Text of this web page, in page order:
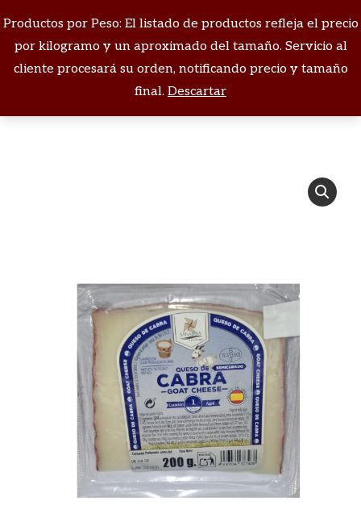
Productos por Peso: El listado de productos refleja el precio
por kilogramo y un aproximado del tamaño. Servicio al
cliente procesará su orden, notificando precio y tamaño
final. Descartar
Buscar:
Estás aquí: